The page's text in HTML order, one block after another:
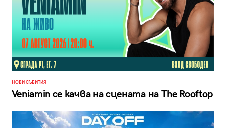
НОВИ СЪБИТИЯ
Veniamin се качва на сцената на The Rooftop